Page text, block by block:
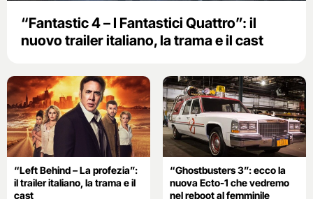
“Fantastic 4 – I Fantastici Quattro”: il
nuovo trailer italiano, la trama e il cast
“Left Behind – La profezia”:
il trailer italiano, la trama e il
cast
“Ghostbusters 3”: ecco la
nuova Ecto-1 che vedremo
nel reboot al femminile